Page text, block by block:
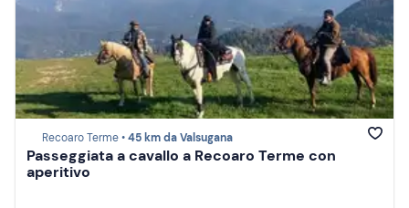
Recoaro Terme •45 km da Valsugana
Passeggiata a cavallo a Recoaro Terme con
aperitivo